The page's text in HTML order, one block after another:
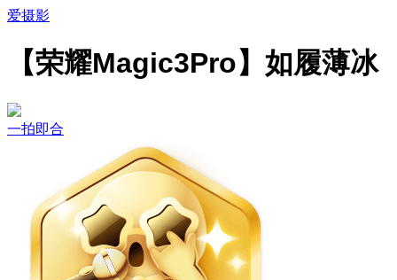
爱摄影
【荣耀Magic3Pro】如履薄冰
一拍即合